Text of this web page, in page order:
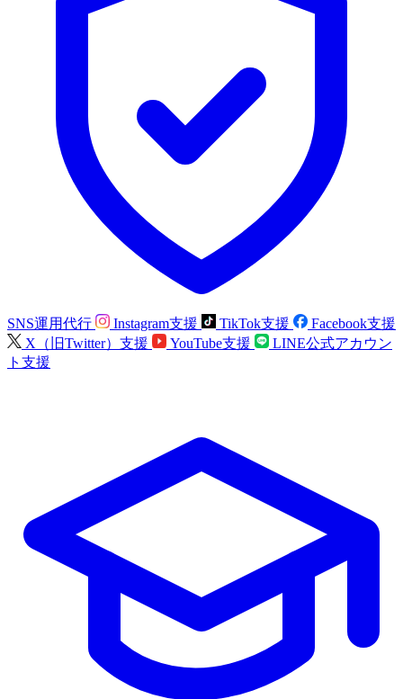
SNS運用代行 Instagram支援 TikTok支援
Facebook支援
X（旧Twitter）支援
YouTube支援
LINE公式アカウン
ト支援